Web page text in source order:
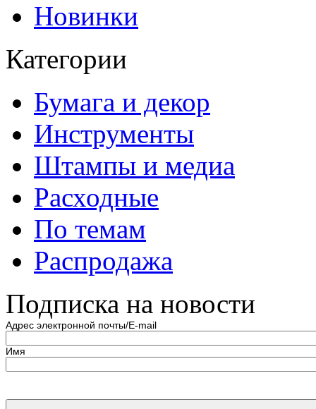
Новинки
Категории
Бумага и декор
Инструменты
Штампы и медиа
Расходные
По темам
Распродажа
Подписка на новости
Адрес электронной почты/E-mail
Имя